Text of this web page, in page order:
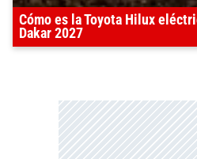
Cómo es la Toyota Hilux
Dakar 2027